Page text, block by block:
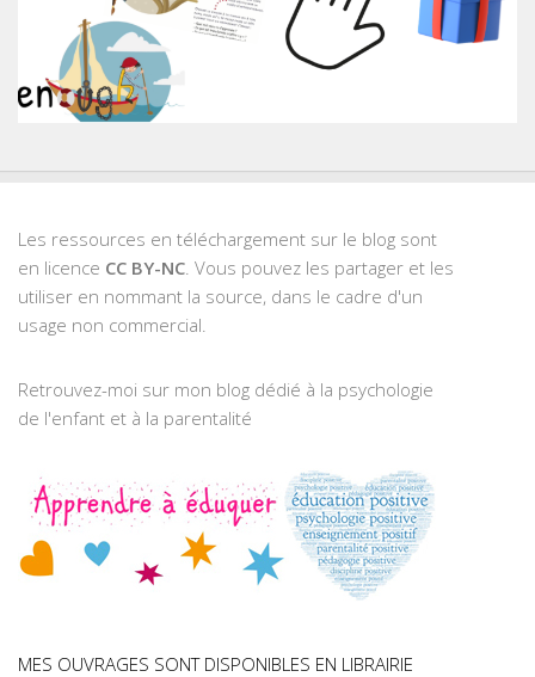
Les ressources en téléchargement sur le blog sont
en licence CC BY-NC . Vous pouvez les partager et les
utiliser en nommant la source, dans le cadre d'un
usage non commercial.
Retrouvez-moi sur mon blog dédié à la psychologie
de l'enfant et à la parentalité
MES OUVRAGES SONT DISPONIBLES EN LIBRAIRIE